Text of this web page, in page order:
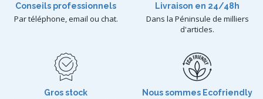
Conseils professionnels
Par téléphone, email ou chat.
Livraison en 24/48h
Dans la Péninsule de milliers
d'articles.
Gros stock Nous sommes Ecofriendly